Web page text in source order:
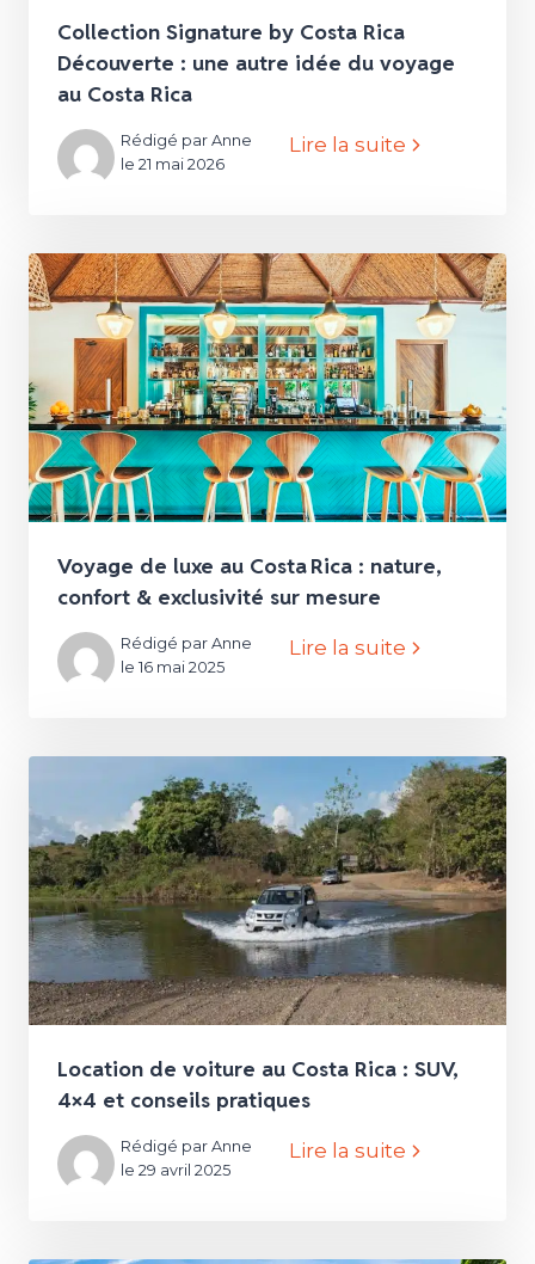
Collection Signature by Costa Rica
Découverte : une autre idée du voyage
au Costa Rica
Rédigé par Anne
le 21 mai 2026
Lire la suite
Voyage de luxe au Costa Rica : nature,
confort & exclusivité sur mesure
Rédigé par Anne
le 16 mai 2025
Lire la suite
Location de voiture au Costa Rica : SUV,
4×4 et conseils pratiques
Rédigé par Anne
le 29 avril 2025
Lire la suite